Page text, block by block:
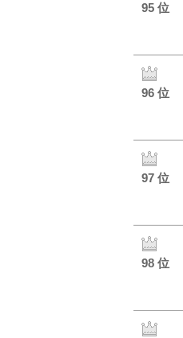
95 位
96 位
97 位
98 位